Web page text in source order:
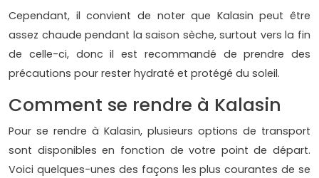
Cependant, il convient de noter que Kalasin peut être
assez chaude pendant la saison sèche, surtout vers la fin
de celle-ci, donc il est recommandé de prendre des
précautions pour rester hydraté et protégé du soleil.
Comment se rendre à Kalasin
Pour se rendre à Kalasin, plusieurs options de transport
sont disponibles en fonction de votre point de départ.
Voici quelques-unes des façons les plus courantes de se